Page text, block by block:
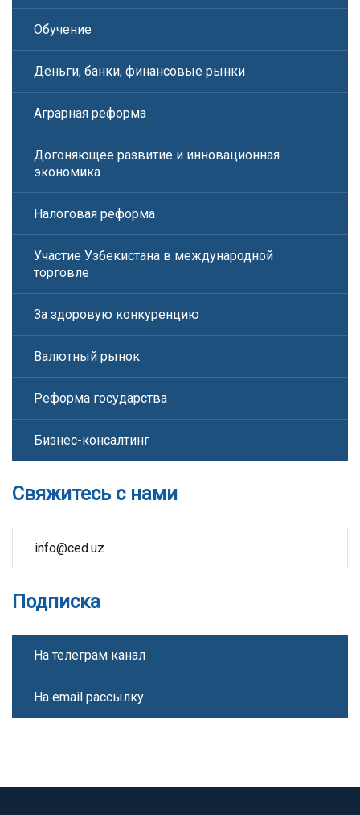
Обучение
Деньги, банки, финансовые рынки
Аграрная реформа
Догоняющее развитие и инновационная
экономика
Налоговая реформа
Участие Узбекистана в международной
торговле
За здоровую конкуренцию
Валютный рынок
Реформа государства
Бизнес-консалтинг
Свяжитесь с нами
info@ced.uz
Подписка
На телеграм канал
На email рассылку